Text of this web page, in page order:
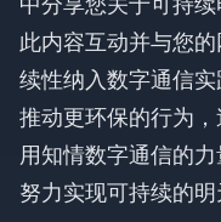
中分享您关于可持
此内容互动并与您
续性纳入数字通信
推动更环保的行为
用知情数字通信的
努力实现可持续的明